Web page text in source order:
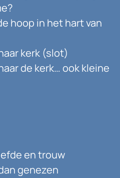
hoop in het hart van
kerk (slot)
de kerk… ook kleine
en trouw
genezen